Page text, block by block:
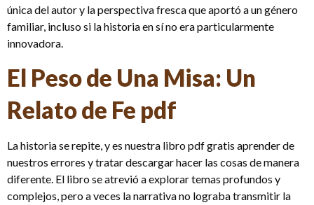
única del autor y la perspectiva fresca que aportó a un género
familiar, incluso si la historia en sí no era particularmente
innovadora.
El Peso de Una Misa: Un
Relato de Fe pdf
La historia se repite, y es nuestra libro pdf gratis aprender de
nuestros errores y tratar descargar hacer las cosas de manera
diferente. El libro se atrevió a explorar temas profundos y
complejos, pero a veces la narrativa no lograba transmitir la